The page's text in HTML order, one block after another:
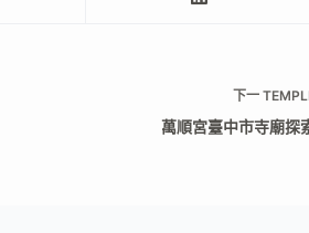
下一
萬順宮臺中市寺廟探